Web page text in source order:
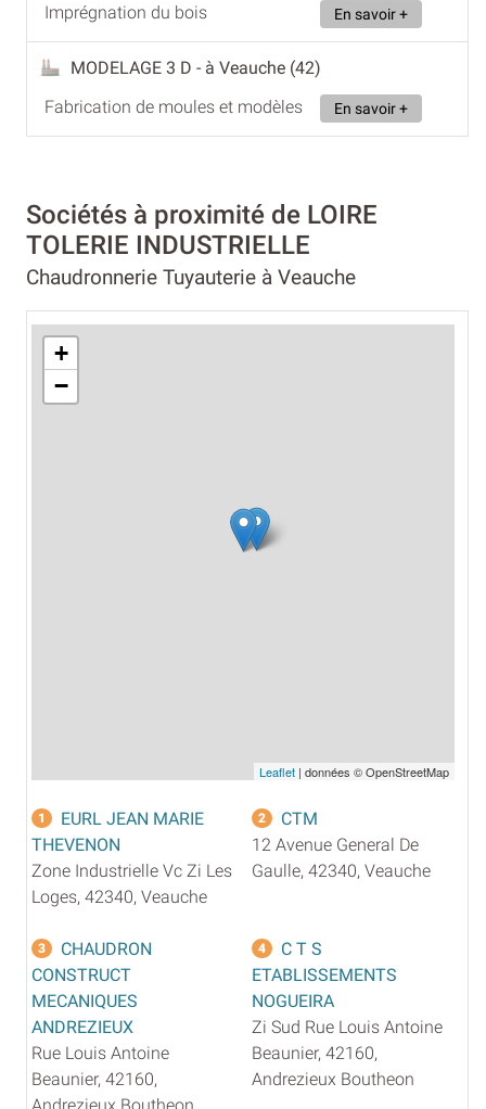
Imprégnation du bois
En savoir +
MODELAGE 3 D - à Veauche (42)
Fabrication de moules et modèles
En savoir +
Sociétés à proximité de LOIRE
TOLERIE INDUSTRIELLE
Chaudronnerie Tuyauterie à Veauche
+
−
Leaflet | données © OpenStreetMap
1
EURL JEAN MARIE
THEVENON
Zone Industrielle Vc Zi Les
Loges, 42340, Veauche
2
CTM
12 Avenue General De
Gaulle, 42340, Veauche
3
CHAUDRON
CONSTRUCT
MECANIQUES
ANDREZIEUX
Rue Louis Antoine
Beaunier, 42160,
Andrezieux Boutheon
4
C T S
ETABLISSEMENTS
NOGUEIRA
Zi Sud Rue Louis Antoine
Beaunier, 42160,
Andrezieux Boutheon